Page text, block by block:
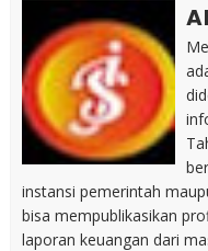
instansi pemerintah
bisa mempublikasikan
laporan keuangan dari